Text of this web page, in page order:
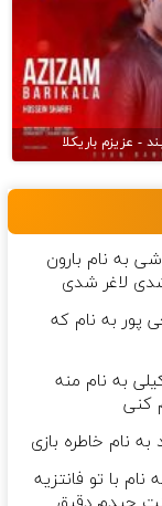
- عزیزم باریکلا
به نام ﺑﺎرون
ﻟﺎﻏﺮ ﺷﺪی
پور به نام که
به نام منه
کنی
به نام خاطره بازی
نام با تو فانتزیه